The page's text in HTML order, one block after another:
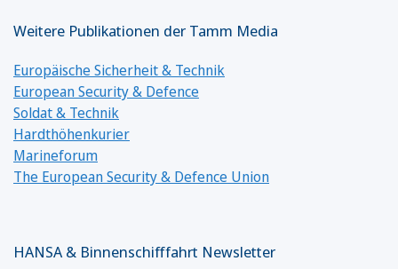
Weitere Publikationen der Tamm Media
Europäische Sicherheit & Technik
European Security & Defence
Soldat & Technik
Hardthöhenkurier
Marineforum
The European Security & Defence Union
HANSA & Binnenschifffahrt Newsletter